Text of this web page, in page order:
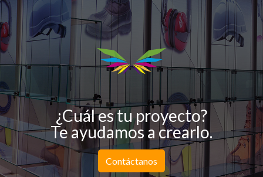
¿Cuál es tu proyecto?
Te ayudamos a crearlo.
Contáctanos